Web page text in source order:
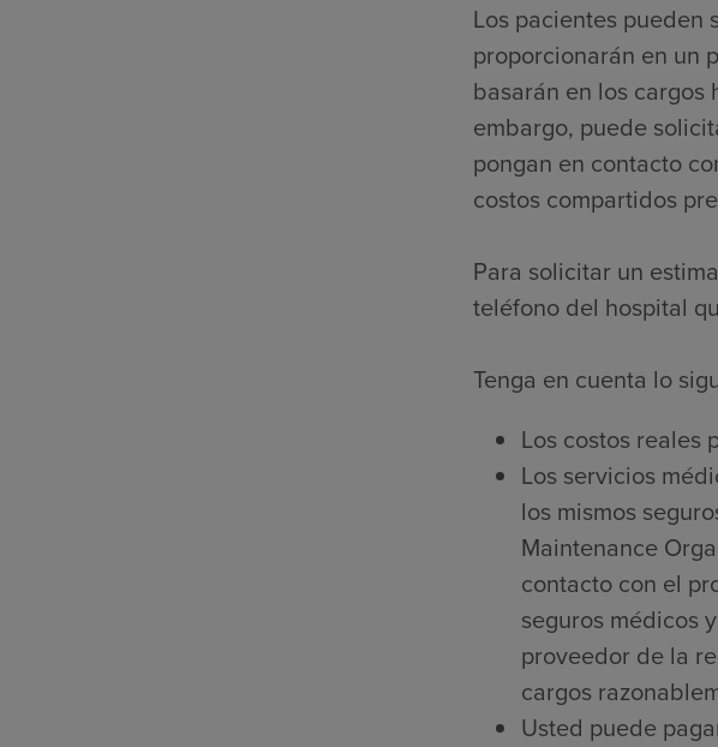
Los pacientes pueden
proporcionarán en un
basarán en los
embargo, puede
pongan en contacto
costos compartidos
Para solicitar un
teléfono del hospital
Tenga en cuenta lo
Los costos reales
Los servicios
los mismos
Maintenance
contacto con el
seguros médicos
proveedor de la
cargos
Usted puede